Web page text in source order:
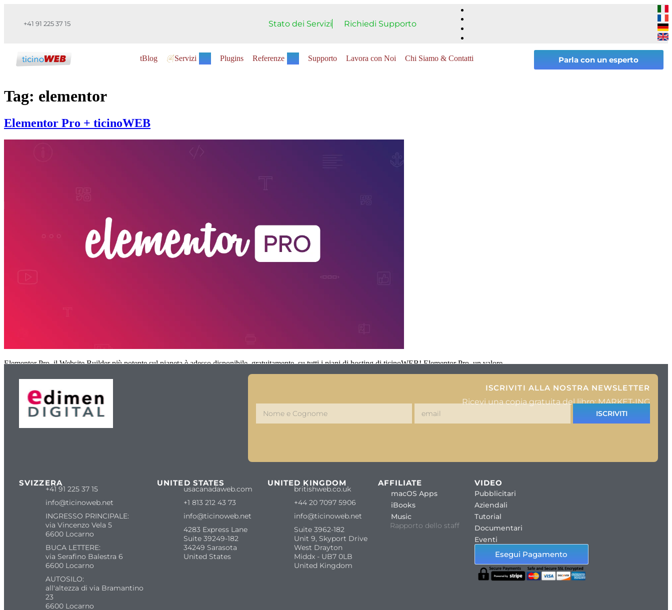
+41 91 225 37 15 Stato dei Servizi Richiedi Supporto
tBlog Servizi Plugins Referenze Supporto Lavora con Noi Chi Siamo & Contatti Parla con un esperto
Tag: elementor
Elementor Pro + ticinoWEB
Elementor Pro, il Website Builder più potente sul pianeta è adesso disponibile, gratuitamente, su tutti i piani di hosting di ticinoWEB! Elementor Pro, un valore
ISCRIVITI ALLA NOSTRA NEWSLETTER
Ricevi una copia gratuita del libro: MARKET-ING
ISCRIVITI
SVIZZERA
+41 91 225 37 15
info@ticinoweb.net
INGRESSO PRINCIPALE:
via Vincenzo Vela 5
6600 Locarno
BUCA LETTERE:
via Serafino Balestra 6
6600 Locarno
AUTOSILO:
all'altezza di via Bramantino
23
6600 Locarno
UNITED STATES
usacanadaweb.com
+1 813 212 43 73
info@ticinoweb.net
4283 Express Lane
Suite 39249-182
34249 Sarasota
United States
UNITED KINGDOM
britishweb.co.uk
+44 20 7097 5906
info@ticinoweb.net
Suite 3962-182
Unit 9, Skyport Drive
West Drayton
Middx - UB7 0LB
United Kingdom
AFFILIATE
macOS Apps
iBooks
Music
Rapporto dello staff
VIDEO
Pubblicitari
Aziendali
Tutorial
Documentari
Eventi
Esegui Pagamento